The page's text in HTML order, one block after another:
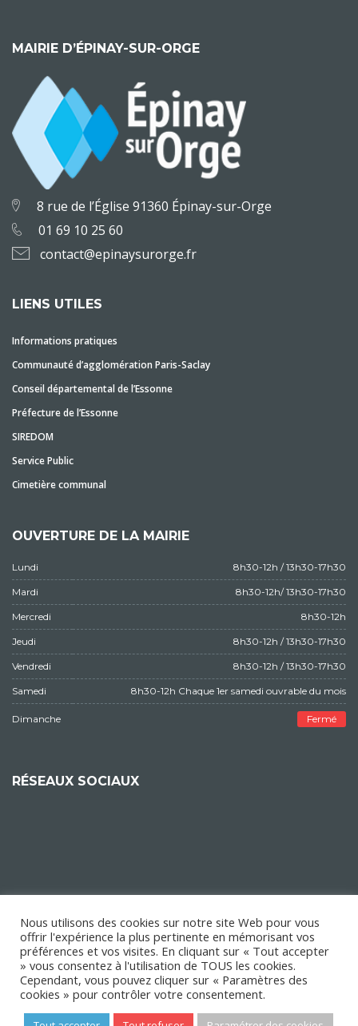
MAIRIE D’ÉPINAY-SUR-ORGE
8 rue de l’Église 91360 Épinay-sur-Orge
01 69 10 25 60
contact@epinaysurorge.fr
LIENS UTILES
Informations pratiques
Communauté d’agglomération Paris-Saclay
Conseil départemental de l’Essonne
Préfecture de l’Essonne
SIREDOM
Service Public
Cimetière communal
OUVERTURE DE LA MAIRIE
Lundi 8h30-12h / 13h30-17h30
Mardi 8h30-12h/ 13h30-17h30
Mercredi 8h30-12h
Jeudi 8h30-12h / 13h30-17h30
Vendredi 8h30-12h / 13h30-17h30
Samedi 8h30-12h Chaque 1er samedi ouvrable du mois
Dimanche Fermé
RÉSEAUX SOCIAUX
Nous utilisons des cookies sur notre site Web pour vous
offrir l'expérience la plus pertinente en mémorisant vos
préférences et vos visites. En cliquant sur « Tout accepter
» vous consentez à l'utilisation de TOUS les cookies.
Cependant, vous pouvez cliquer sur « Paramètres des
cookies » pour contrôler votre consentement.